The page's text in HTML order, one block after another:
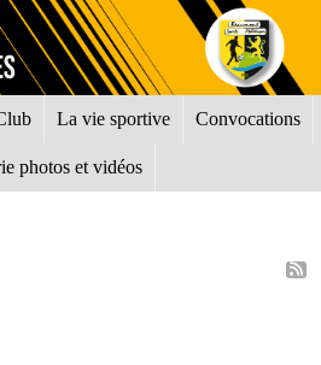
La vie sportive Convocations
photos et vidéos